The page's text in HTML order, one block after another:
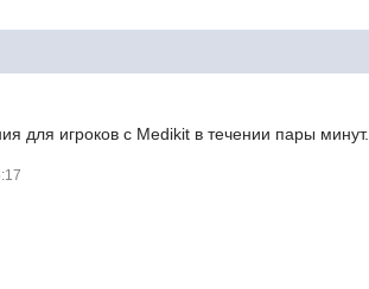
для игроков с Medikit в течении пары минут.